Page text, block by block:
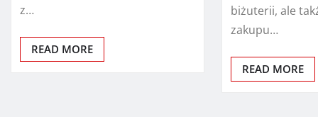
z…
READ MORE
biżuterii, ale
zakupu…
READ MORE